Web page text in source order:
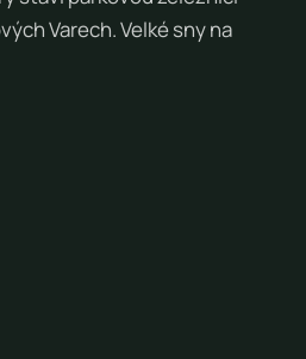
Varech. Velké sny na